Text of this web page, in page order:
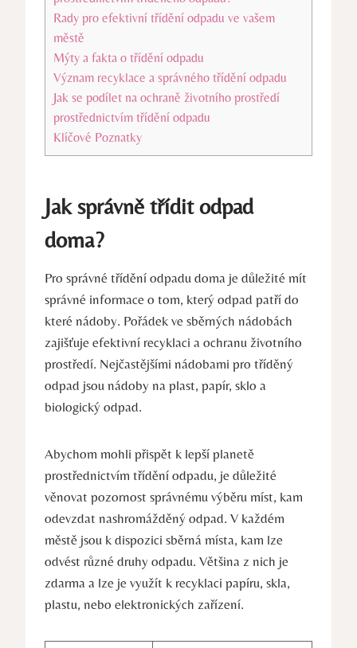
Rady pro efektivní třídění odpadu ve vašem
městě
Mýty a fakta o třídění odpadu
Význam recyklace a správného třídění odpadu
Jak se podílet na ochraně životního prostředí
prostřednictvím třídění odpadu
Klíčové Poznatky
Jak správně třídit odpad
doma?
Pro správné třídění odpadu doma je důležité mít
správné informace o tom, který odpad patří do
které nádoby. Pořádek ve sběrných nádobách
zajišťuje efektivní recyklaci a ochranu životního
prostředí. Nejčastějšími nádobami pro tříděný
odpad jsou nádoby na plast, papír, sklo a
biologický odpad.
Abychom mohli přispět k lepší planetě
prostřednictvím třídění odpadu, je důležité
věnovat pozornost správnému výběru míst, kam
odevzdat nashromážděný odpad. V každém
městě jsou k dispozici sběrná místa, kam lze
odvést různé druhy odpadu. Většina z nich je
zdarma a lze je využít k recyklaci papíru, skla,
plastu, nebo elektronických zařízení.